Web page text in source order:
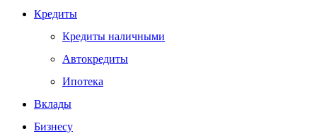
Кредиты
Кредиты наличными
Автокредиты
Ипотека
Вклады
Бизнесу